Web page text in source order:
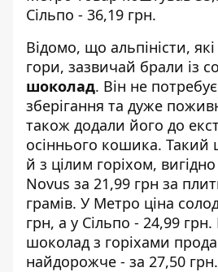
Сільпо - 36,19 грн.
Відомо, що альпіністи,
гори, зазвичай брали із
шоколад. Він не
зберігання та дуже
також додали його до
осіннього кошика.
й з цілим горіхом,
Novus за 21,99 грн за
грамів. У Метро ціна
грн, а у Сільпо - 24,99
шоколад з горіхами
найдорожче - за 27,50 грн.